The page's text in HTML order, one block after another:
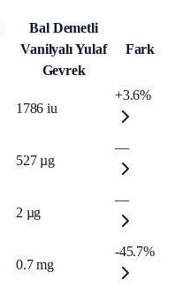
Bal Demetli
Vanilyalı Yulaf
Gevrek
Fark
1786 iu
+3.6%
527 µg
—
2 µg
—
0.7 mg
-45.7%